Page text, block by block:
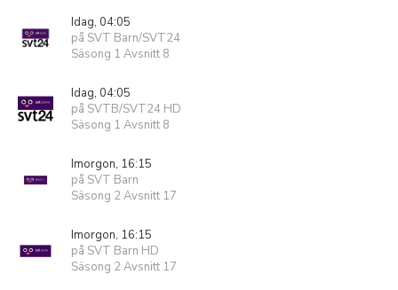
Idag, 04:05
på SVT Barn/SVT24
Säsong 1 Avsnitt 8
Idag, 04:05
på SVTB/SVT24 HD
Säsong 1 Avsnitt 8
Imorgon, 16:15
på SVT Barn
Säsong 2 Avsnitt 17
Imorgon, 16:15
på SVT Barn HD
Säsong 2 Avsnitt 17